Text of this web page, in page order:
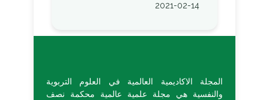
2021-02-14
المجلة الاكاديمية العالمية في العلوم التربوية
والنفسية هي مجلة علمية عالمية محكمة نصف